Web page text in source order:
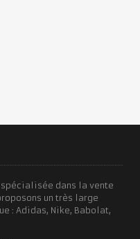
spécialisée dans la vente
un très large
: Adidas, Nike, Babolat,